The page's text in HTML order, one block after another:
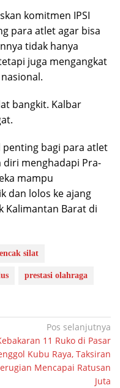
komitmen IPSI
para atlet agar bisa
tidak hanya
juga mengangkat
bangkit. Kalbar
bagi para atlet
menghadapi Pra-
mampu
dan lolos ke ajang
Kalimantan Barat di
silat
prestasi olahraga
Pos selanjutnya
11 Ruko di Pasar
Kubu Raya, Taksiran
Mencapai Ratusan
Juta